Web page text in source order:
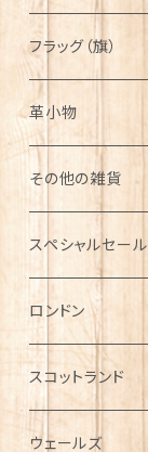
フラッグ（旗）
革小物
その他の雑貨
ミニカー
チャーム
犬グッズ
傘
スペシャルセール
ロンドン
スコットランド
ウェールズ